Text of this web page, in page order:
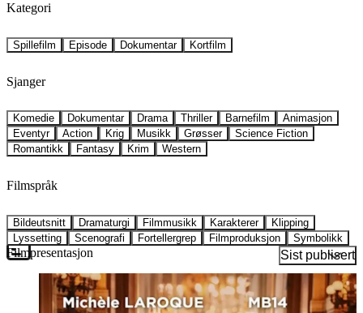
Kategori
Spillefilm Episode Dokumentar Kortfilm
Sjanger
Komedie Dokumentar Drama Thriller Barnefilm
Animasjon
Eventyr
Action Krig Musikk Grøsser
Science Fiction
Romantikk
Fantasy Krim Western
Filmspråk
Bildeutsnitt Dramaturgi Filmmusikk Karakterer
Klipping
Lyssetting
Scenografi Fortellergrep Filmproduksjon Symbolikk
Sist publisert
Filmpresentasjon